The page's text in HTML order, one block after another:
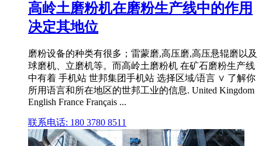
高岭土磨粉机在磨粉生产线中的作用
决定其地位
磨粉设备的种类有很多；雷蒙磨,高压磨,高压悬辊磨以及
球磨机、立磨机等。而高岭土磨粉机 在矿石磨粉生产线
中有着 手机站 世邦集团手机站 选择区域/语言 ∨ 了解你
所用语言和所在地区的世邦工业的信息. United Kingdom
English France Français ...
联系电话: 180 3780 8511